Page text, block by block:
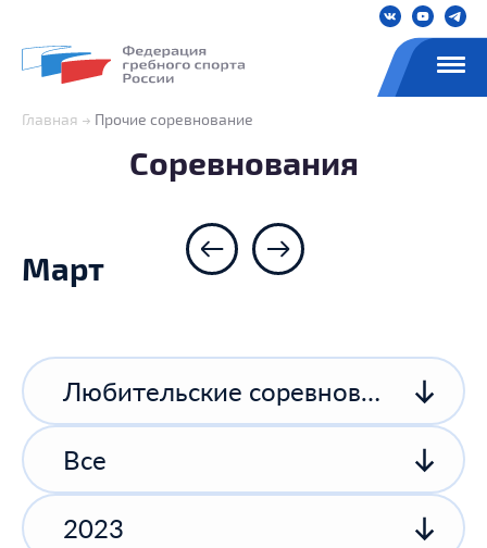
Главная Прочие соревнование
Соревнования
Март
Любительские соревнования
Все
2023